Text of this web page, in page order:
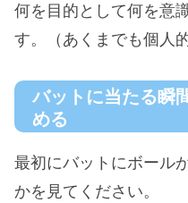
何を目的として何を意
す。（あくまでも個人
バットに当たる瞬
める
最初にバットにボール
かを見てください。